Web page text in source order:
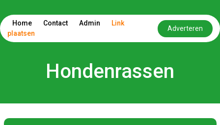
Home Contact Admin
Link
plaatsen
Adverteren
Hondenrassen